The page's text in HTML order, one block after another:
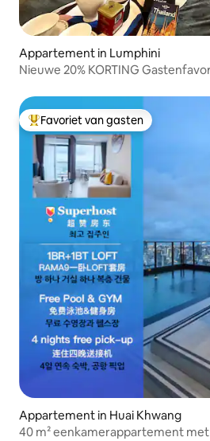
Appartement in Lumphini
Nieuwe 20% KORTING
Topfavoriet van gasten
Favoriet van gasten
Appartement in Huai Khwang
40 m² eenkamerappartement met